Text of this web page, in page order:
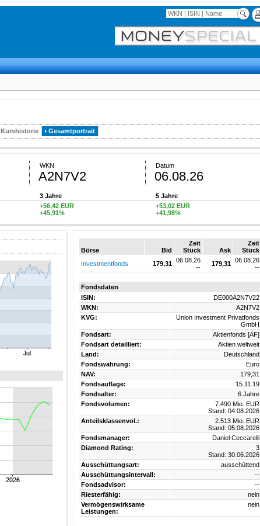
Kurshistorie Gesamtportrait
WKN
A2N7V2
Datum
06.08.26
3 Jahre
5 Jahre
+56,42 EUR
+45,91%
+53,02 EUR
+41,98%
Börse Bid
Zeit
Stück
Ask
Zeit
Stück
Investmentfonds
179,31 06.08.26
--
179,31 06.08.26
--
Fondsdaten
ISIN:
DE000A2N7V22
WKN:
A2N7V2
KVG:
Union Investment Privatfonds
GmbH
Fondsart:
Aktienfonds [AF]
Fondsart detailliert:
Aktien weltweit
Land:
Deutschland
Fondswährung:
Euro
NAV:
179,31
Fondsauflage:
15.11.19
Fondsalter:
6 Jahre
Fondsvolumen:
7.490 Mio. EUR
Stand: 04.08.2026
Anteilsklassenvol.:
2.513 Mio. EUR
Stand: 05.08.2026
Fondsmanager:
Daniel Ceccarelli
Diamond Rating:
3
Stand: 30.06.2026
Ausschüttungsart:
ausschüttend
Ausschüttungsintervall:
--
Fondsadvisor:
--
Riesterfähig:
nein
Vermögenswirksame
Leistungen:
nein